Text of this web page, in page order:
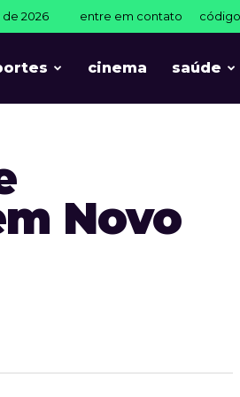
2026 entre em contato
cinema saúde
Novo